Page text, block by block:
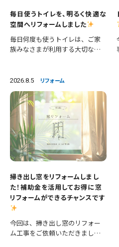
毎日使うトイレを、明るく快適な
空間へリフォームしました
毎日何度も使うトイレは、ご家
族みなさまが利用する大切な空
い、清潔感あふれる明るいトイ
レへとリフォームしました。 施
工内容 ・便器交換 ・紙巻き器…
2026.8.5 リフォーム
掃き出し窓をリフォームしまし
た！補助金を活用してお得に窓
リフォームができるチャンスです
今回は、掃き出し窓のリフォー
ム工事をご依頼いただきまし